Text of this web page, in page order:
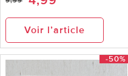
Voir l’article
-50%